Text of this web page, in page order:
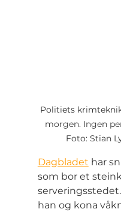
Politiets
morgen. Ingen
Foto: Stian
Dagbladet har
som bor et
han og kona